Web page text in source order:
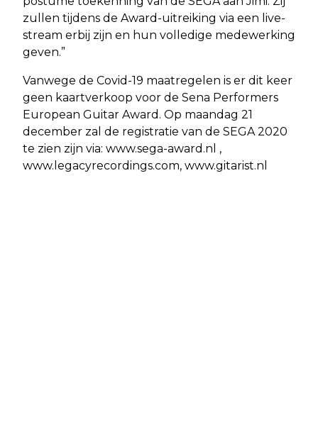
zullen tijdens de Award-uitreiking via een live-
stream erbij zijn en hun volledige medewerking
geven.”
Vanwege de Covid-19 maatregelen is er dit keer
geen kaartverkoop voor de Sena Performers
European Guitar Award. Op maandag 21
december zal de registratie van de SEGA 2020
te zien zijn via: www.sega-award.nl ,
www.legacyrecordings.com, www.gitarist.nl